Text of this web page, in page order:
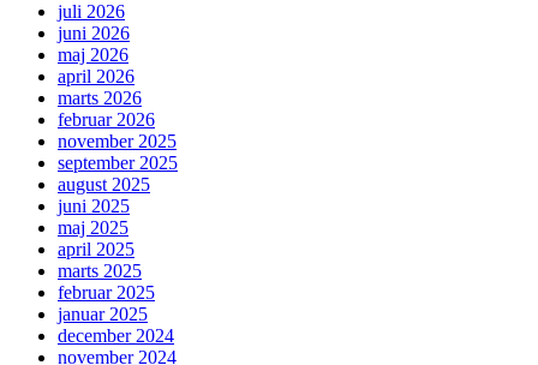
juli 2026
juni 2026
maj 2026
april 2026
marts 2026
februar 2026
november 2025
september 2025
august 2025
juni 2025
maj 2025
april 2025
marts 2025
februar 2025
januar 2025
december 2024
november 2024